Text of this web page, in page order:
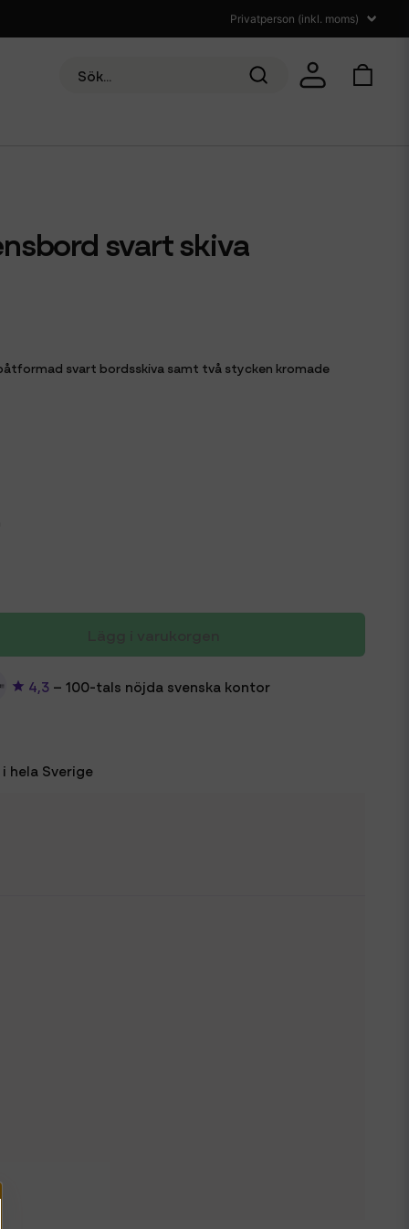
svart skiva
svart bordsskiva samt två stycken kromade
4,3 – 100-tals nöjda svenska kontor
hela Sverige